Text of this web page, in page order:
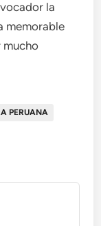
la
memorable
mucho
PERUANA